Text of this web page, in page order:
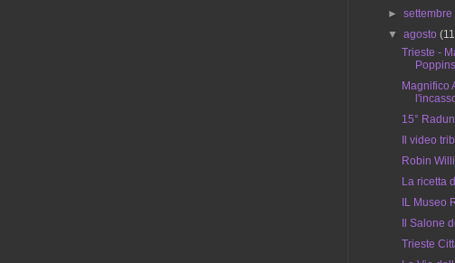
►settembre
▼agosto
Trieste -
Magnifico
15°
Il video
Robin
La ricetta
IL Museo
Il Salone
Trieste